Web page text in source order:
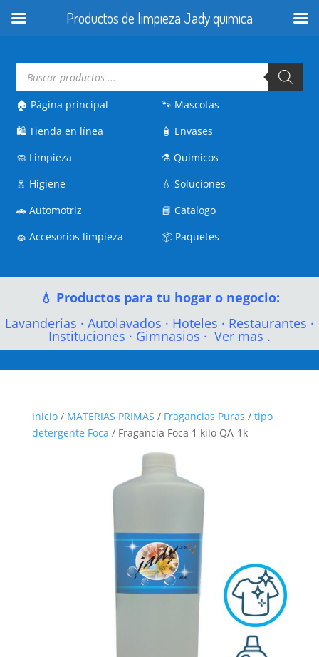
Búsqueda
productos
🏠 Página principal
🛍️Tienda en línea
🧼 Limpieza
🚿 Higiene
🚗Automotriz
🧽Accesorios limpieza
🐾 Mascotas
🧴 Envases
⚗️Quimicos
💧Soluciones
📘Catalogo
📦 Paquetes
💧 Productos para tu hogar o negocio:
Lavanderias · Autolavados · Hoteles · Restaurantes ·
Instituciones · Gimnasios · Ver mas .
Inicio/ MATERIAS PRIMAS / Fragancias Puras / tipo
detergente Foca / Fragancia Foca 1 kilo QA-1k
Productos de limpieza Jady quimica